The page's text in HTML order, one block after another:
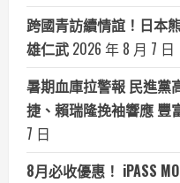
跨國青訪續情誼！日本
雄仁武 2026 年 8 月 7 日
暑期血庫拉警報 民進黨
捷、賴瑞隆挽袖響應 豐
7 日
8月必收優惠！ iPASS